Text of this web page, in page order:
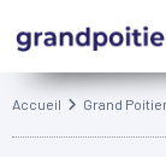
Accueil Grand